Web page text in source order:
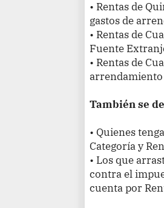
• Rentas de
gastos de
• Rentas de
Fuente
• Rentas de
También se
• Quienes
Categoría y
• Los que
contra el
cuenta por